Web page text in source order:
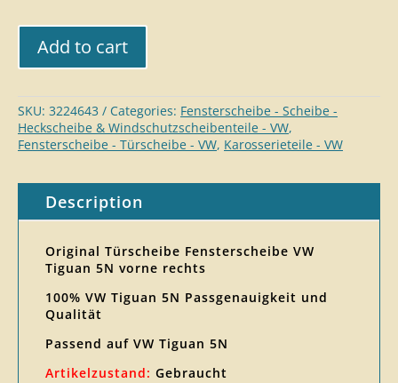
Add to cart
SKU: 3224643 Categories: Fensterscheibe - Scheibe -
Heckscheibe & Windschutzscheibenteile - VW,
Fensterscheibe - Türscheibe - VW, Karosserieteil​e - VW
Description
Original Türscheibe Fensterscheibe VW
Tiguan 5N vorne rechts
100% VW Tiguan 5N Passgenauigkeit und
Qualität
Passend auf VW Tiguan 5N
Artikelzustand: Gebraucht